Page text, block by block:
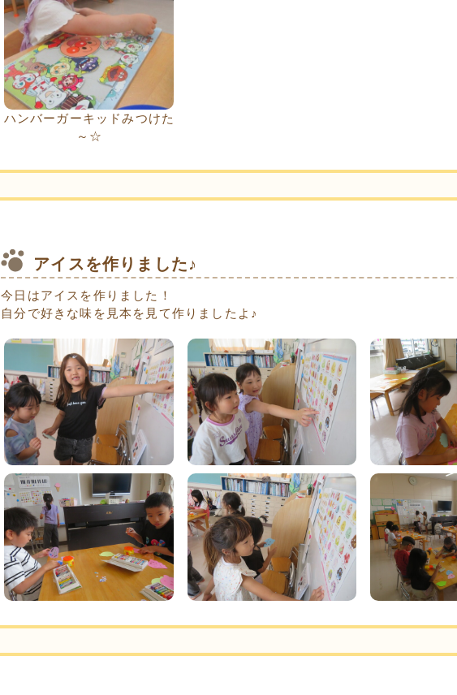
ハンバーガーキッドみつけた
～☆
アイスを作りました♪
今日はアイスを作りました！
自分で好きな味を見本を見て作りましたよ♪